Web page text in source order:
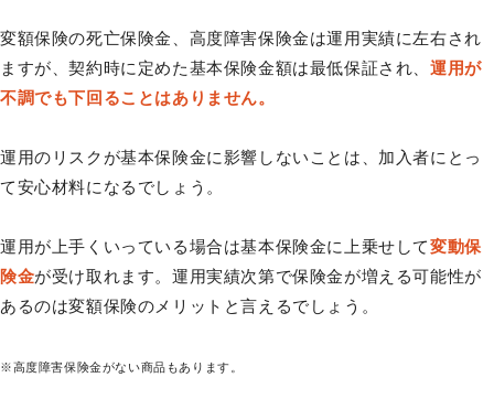
変額保険の死亡保険金、高度障害保険金は運用実績に左右され
ますが、契約時に定めた基本保険金額は最低保証され、 運用が
不調でも下回ることはありません。
運用のリスクが基本保険金に影響しないことは、加入者にとっ
て安心材料になるでしょう。
運用が上手くいっている場合は基本保険金に上乗せして変動保
険金が受け取れます。運用実績次第で保険金が増える可能性が
あるのは変額保険のメリットと言えるでしょう。
※高度障害保険金がない商品もあります。